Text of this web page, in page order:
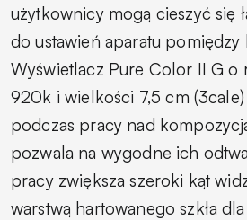
użytkownicy mogą cieszyć się
do ustawień aparatu
Wyświetlacz Pure Color II G o
920k i wielkości 7,5 cm
podczas pracy nad
pozwala na wygodne ich
pracy zwiększa szeroki kąt
warstwą hartowanego szkła